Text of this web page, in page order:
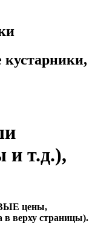
и т.д.),
цены,
в верху страницы).